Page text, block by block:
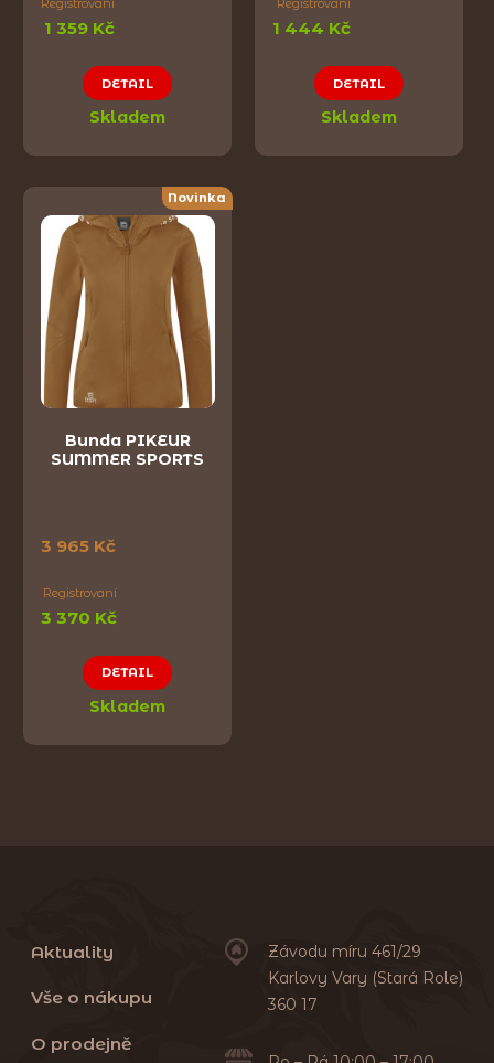
Registrovaní
1 359 Kč
DETAIL
Skladem
Registrovaní
1 444 Kč
DETAIL
Skladem
Novinka
Bunda PIKEUR
SUMMER SPORTS
3 965 Kč
Registrovaní
3 370 Kč
DETAIL
Skladem
Aktuality
Vše o nákupu
O prodejně
Závodu míru 461/29
Karlovy Vary (Stará Role)
360 17